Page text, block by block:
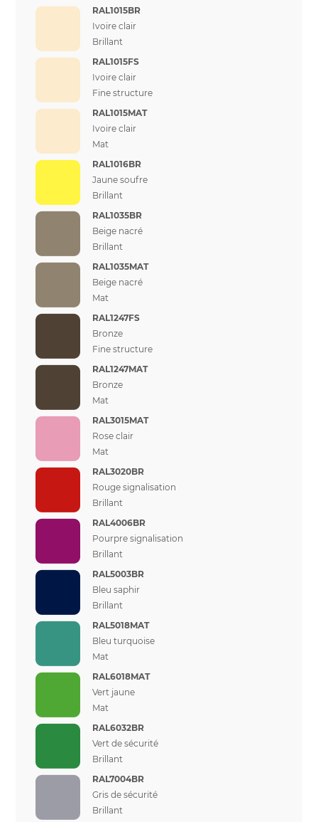
RAL1015BR
Ivoire clair
Brillant
RAL1015FS
Ivoire clair
Fine structure
RAL1015MAT
Ivoire clair
Mat
RAL1016BR
Jaune soufre
Brillant
RAL1035BR
Beige nacré
Brillant
RAL1035MAT
Beige nacré
Mat
RAL1247FS
Bronze
Fine structure
RAL1247MAT
Bronze
Mat
RAL3015MAT
Rose clair
Mat
RAL3020BR
Rouge signalisation
Brillant
RAL4006BR
Pourpre signalisation
Brillant
RAL5003BR
Bleu saphir
Brillant
RAL5018MAT
Bleu turquoise
Mat
RAL6018MAT
Vert jaune
Mat
RAL6032BR
Vert de sécurité
Brillant
RAL7004BR
Gris de sécurité
Brillant